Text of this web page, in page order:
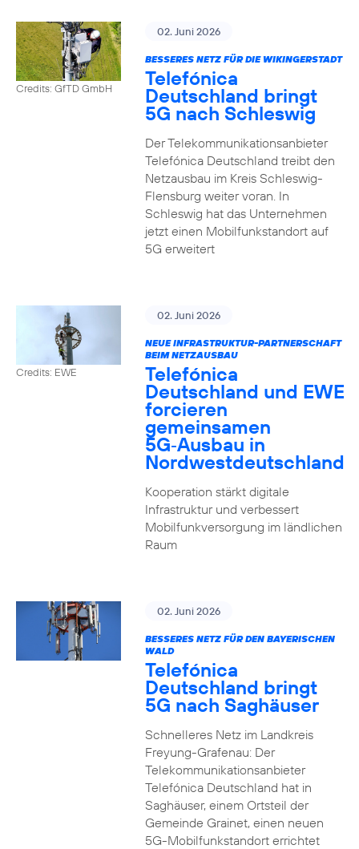
Credits: GfTD GmbH
02. Juni 2026
BESSERES NETZ FÜR DIE WIKINGERSTADT
Telefónica
Deutschland bringt
5G nach Schleswig
Der Telekommunikationsanbieter
Telefónica Deutschland treibt den
Netzausbau im Kreis Schleswig-
Flensburg weiter voran. In
Schleswig hat das Unternehmen
jetzt einen Mobilfunkstandort auf
5G erweitert
Credits: EWE
02. Juni 2026
NEUE INFRASTRUKTUR-PARTNERSCHAFT
BEIM NETZAUSBAU
Telefónica
Deutschland und EWE
forcieren
gemeinsamen
5G‑Ausbau in
Nordwestdeutschland
Kooperation stärkt digitale
Infrastruktur und verbessert
Mobilfunkversorgung im ländlichen
Raum
02. Juni 2026
BESSERES NETZ FÜR DEN BAYERISCHEN
WALD
Telefónica
Deutschland bringt
5G nach Saghäuser
Schnelleres Netz im Landkreis
Freyung-Grafenau: Der
Telekommunikationsanbieter
Telefónica Deutschland hat in
Saghäuser, einem Ortsteil der
Gemeinde Grainet, einen neuen
5G-Mobilfunkstandort errichtet